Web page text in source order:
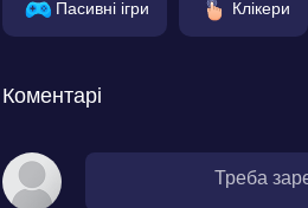
Пасивні ігри Клікери
Коментарі
Треба